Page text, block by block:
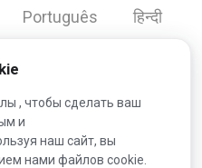
, чтобы сделать ваш
и
наш сайт, вы
нами файлов cookie.
Português
हिन्दी
Network. Все права